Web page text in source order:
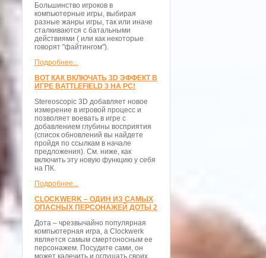
Большинство игроков в
компьютерные игры, выбирая
разные жанры игры, так или иначе
сталкиваются с батальными
действиями ( или как некоторые
говорят "файтингом").
Подробнее...
ВОТ КАК ВКЛЮЧАТЬ 3D ЭФФЕКТ В
ИГРЕ BATTLEFIELD 3 НА PC!
Stereoscopic 3D добавляет новое
измерение в игровой процесс и
позволяет воевать в игре с
добавлением глубины восприятия
(список обновлений вы найдете
пройдя по ссылкам в начале
предложения). См. ниже, как
включить эту новую функцию у себя
на ПК.
Подробнее...
CLOCKWERK – ОДИН ИЗ САМЫХ
ОПАСНЫХ ПЕРСОНАЖЕЙ ДОТЫ 2
Дота – чрезвычайно популярная
компьютерная игра, а Clockwerk
является самым смертоносным ее
персонажем. Посудите сами, он
может калечить и оглушать своих